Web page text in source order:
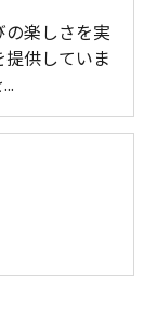
楽しさを実
供していま